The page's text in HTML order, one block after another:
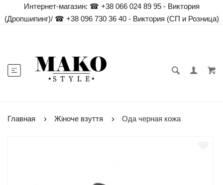
Интернет-магазин: ☎ +38 066 024 89 95 - Виктория
(Дропшипинг)/☎ +38 096 730 36 40 - Виктория (СП и Розница)
Главная Жіноче взуття Ода черная кожа